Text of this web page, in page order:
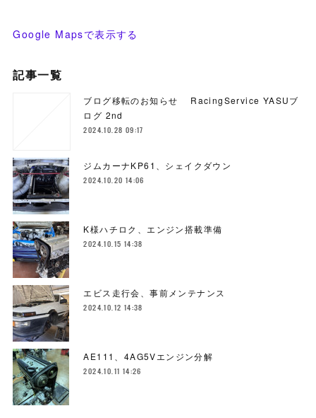
Google Mapsで表示する
記事一覧
ブログ移転のお知らせ RacingService YASUブ
ログ 2nd
2024.10.28 09:17
ジムカーナKP61、シェイクダウン
2024.10.20 14:06
K様ハチロク、エンジン搭載準備
2024.10.15 14:38
エビス走行会、事前メンテナンス
2024.10.12 14:38
AE111、4AG5Vエンジン分解
2024.10.11 14:26